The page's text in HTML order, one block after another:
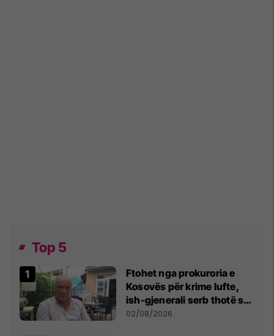
Top 5
Ftohet nga prokuroria e
Kosovës për krime lufte,
ish-gjenerali serb thotë se
dikush e tradhtoi në
02/08/2026